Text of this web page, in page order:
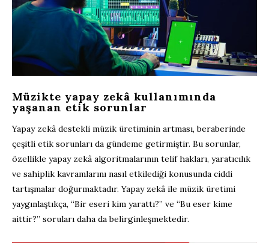
Müzikte yapay zekâ kullanımında
yaşanan etik sorunlar
Yapay zekâ destekli müzik üretiminin artması, beraberinde
çeşitli etik sorunları da gündeme getirmiştir. Bu sorunlar,
özellikle yapay zekâ algoritmalarının telif hakları, yaratıcılık
ve sahiplik kavramlarını nasıl etkilediği konusunda ciddi
tartışmalar doğurmaktadır. Yapay zekâ ile müzik üretimi
yaygınlaştıkça, “Bir eseri kim yarattı?” ve “Bu eser kime
aittir?” soruları daha da belirginleşmektedir.